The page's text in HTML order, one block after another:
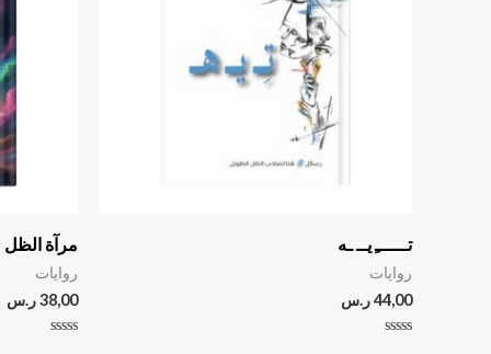
تــــــِ يــ ـه
روايات
44,00ر.س
مرآة الظل
روايات
38,00ر.س